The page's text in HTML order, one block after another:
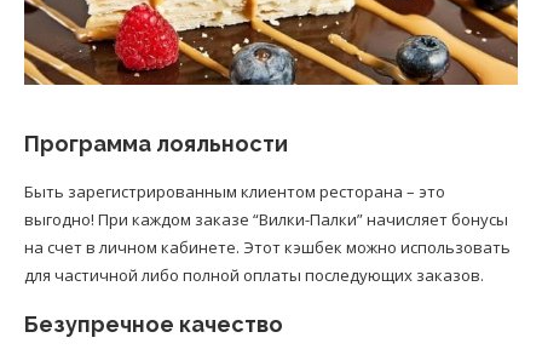
Программа лояльности
Быть зарегистрированным клиентом ресторана – это
выгодно! При каждом заказе “Вилки-Палки” начисляет бонусы
на счет в личном кабинете. Этот кэшбек можно использовать
для частичной либо полной оплаты последующих заказов.
Безупречное качество